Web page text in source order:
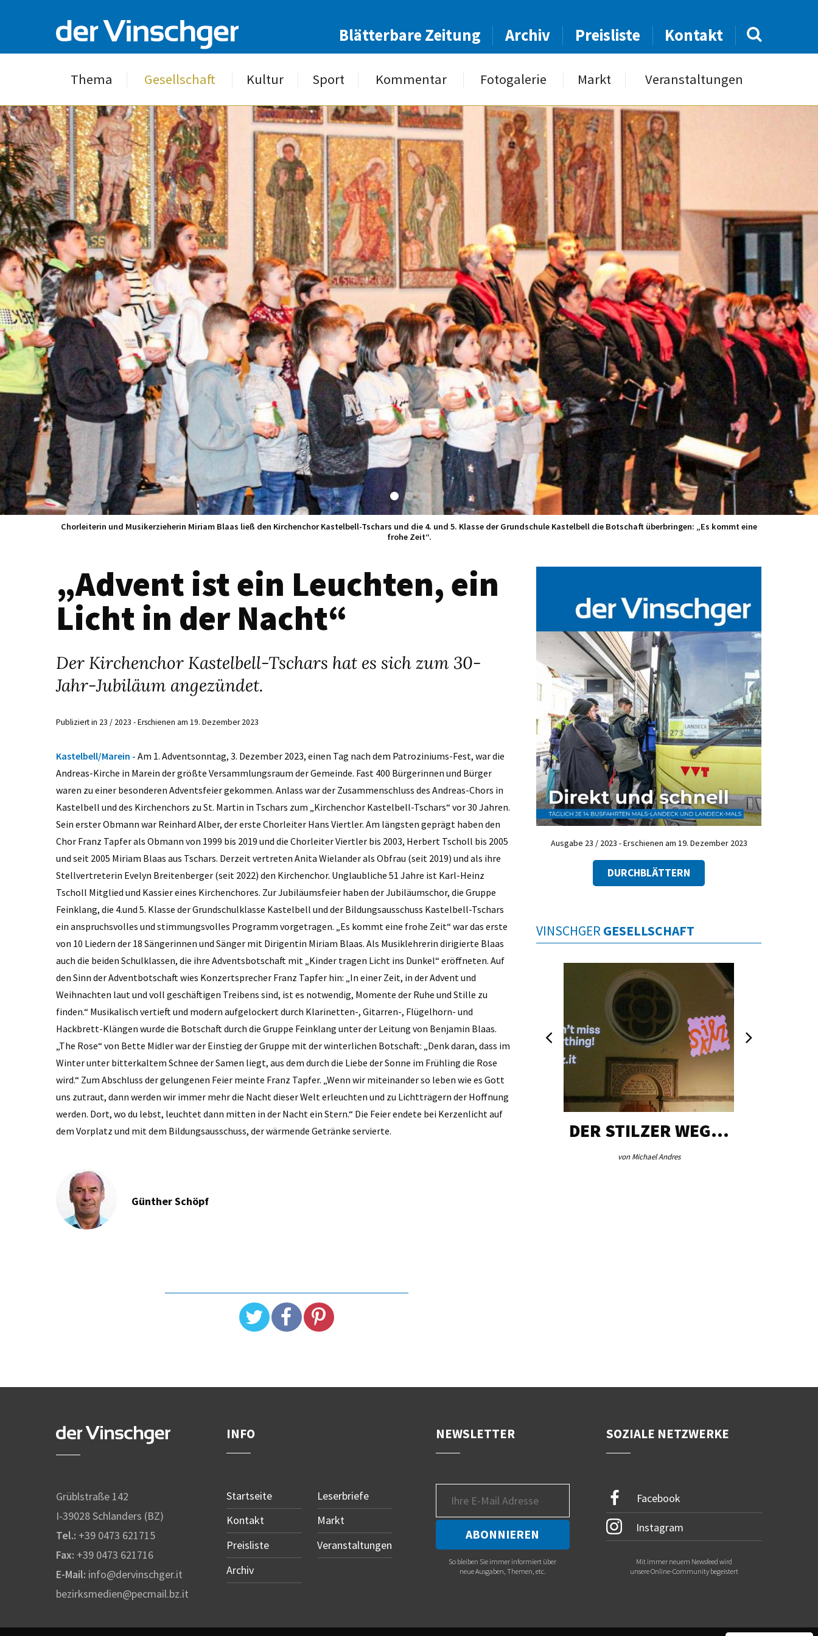
Blätterbare Zeitung Archiv Preisliste Kontakt
Thema Gesellschaft Kultur Sport Kommentar Fotogalerie Markt Veranstaltungen
Chorleiterin und Musikerzieherin Miriam Blaas ließ den Kirchenchor Kastelbell-Tschars und die 4. und 5. Klasse der Grundschule Kastelbell die Botschaft überbringen: „Es kommt eine
frohe Zeit“.
„Advent ist ein Leuchten, ein
Licht in der Nacht“
Der Kirchenchor Kastelbell-Tschars hat es sich zum 30-
Jahr-Jubiläum angezündet.
Publiziert in 23 / 2023 - Erschienen am 19. Dezember 2023
Kastelbell/Marein - Am 1. Adventsonntag, 3. Dezember 2023, einen Tag nach dem Patroziniums-Fest, war die
Andreas-Kirche in Marein der größte Versammlungsraum der Gemeinde. Fast 400 Bürgerinnen und Bürger
waren zu einer besonderen Adventsfeier gekommen. Anlass war der Zusammenschluss des Andreas-Chors in
Kastelbell und des Kirchenchors zu St. Martin in Tschars zum „Kirchenchor Kastelbell-Tschars“ vor 30 Jahren.
Sein erster Obmann war Reinhard Alber, der erste Chorleiter Hans Viertler. Am längsten geprägt haben den
Chor Franz Tapfer als Obmann von 1999 bis 2019 und die Chorleiter Viertler bis 2003, Herbert Tscholl bis 2005
und seit 2005 Miriam Blaas aus Tschars. Derzeit vertreten Anita Wielander als Obfrau (seit 2019) und als ihre
Stellvertreterin Evelyn Breitenberger (seit 2022) den Kirchenchor. Unglaubliche 51 Jahre ist Karl-Heinz
Tscholl Mitglied und Kassier eines Kirchenchores. Zur Jubiläumsfeier haben der Jubiläumschor, die Gruppe
Feinklang, die 4.und 5. Klasse der Grundschulklasse Kastelbell und der Bildungsausschuss Kastelbell-Tschars
ein anspruchsvolles und stimmungsvolles Programm vorgetragen. „Es kommt eine frohe Zeit“ war das erste
von 10 Liedern der 18 Sängerinnen und Sänger mit Dirigentin Miriam Blaas. Als Musiklehrerin dirigierte Blaas
auch die beiden Schulklassen, die ihre Adventsbotschaft mit „Kinder tragen Licht ins Dunkel“ eröffneten. Auf
den Sinn der Adventbotschaft wies Konzertsprecher Franz Tapfer hin: „In einer Zeit, in der Advent und
Weihnachten laut und voll geschäftigen Treibens sind, ist es notwendig, Momente der Ruhe und Stille zu
finden.“ Musikalisch vertieft und modern aufgelockert durch Klarinetten-, Gitarren-, Flügelhorn- und
Hackbrett-Klängen wurde die Botschaft durch die Gruppe Feinklang unter der Leitung von Benjamin Blaas.
„The Rose“ von Bette Midler war der Einstieg der Gruppe mit der winterlichen Botschaft: „Denk daran, dass im
Winter unter bitterkaltem Schnee der Samen liegt, aus dem durch die Liebe der Sonne im Frühling die Rose
wird.“ Zum Abschluss der gelungenen Feier meinte Franz Tapfer. „Wenn wir miteinander so leben wie es Gott
uns zutraut, dann werden wir immer mehr die Nacht dieser Welt erleuchten und zu Lichtträgern der Hoffnung
werden. Dort, wo du lebst, leuchtet dann mitten in der Nacht ein Stern.“ Die Feier endete bei Kerzenlicht auf
dem Vorplatz und mit dem Bildungsausschuss, der wärmende Getränke servierte.
Günther Schöpf
Ausgabe 23 / 2023 - Erschienen am 19. Dezember 2023
DURCHBLÄTTERN
VINSCHGER GESELLSCHAFT
DER STILZER WEG…
von Michael Andres
Grüblstraße 142
I-39028 Schlanders (BZ)
Tel.: +39 0473 621715
Fax: +39 0473 621716
E-Mail: info@dervinschger.it
bezirksmedien@pecmail.bz.it
INFO
Startseite
Kontakt
Preisliste
Archiv
Leserbriefe
Markt
Veranstaltungen
NEWSLETTER
So bleiben Sie immer informiert über
neue Ausgaben, Themen, etc.
SOZIALE NETZWERKE
Facebook
Instagram
Mit immer neuem Newsfeed wird
unsere Online-Community begeistert